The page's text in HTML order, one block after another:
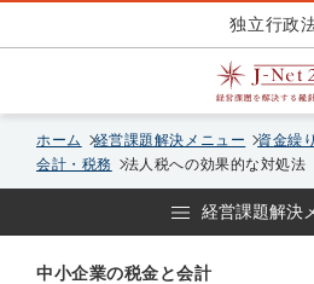
独立行政
ホーム 経営課題解決メニュー 資金繰り
会計・税務
法人税への効果的な対処法
経営課題解決
中小企業の税金と会計